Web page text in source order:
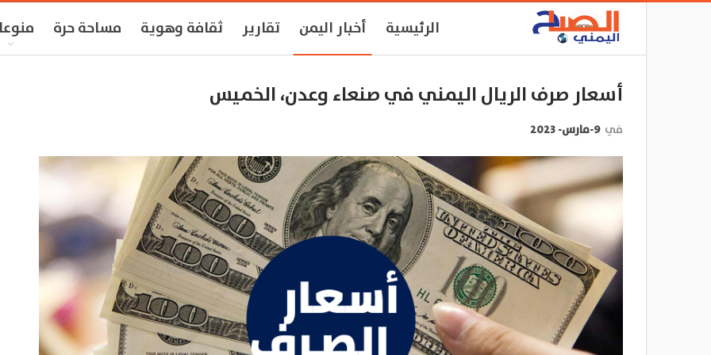
الرئيسية أخبار اليمن تقارير ثقافة وهوية مساحة حرة
أسعار صرف الريال اليمني في صنعاء وعدن، الخميس
في 9-مارس- 2023